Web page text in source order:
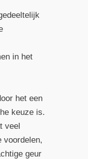
in het
het een
keuze is.
veel
voordelen,
geur